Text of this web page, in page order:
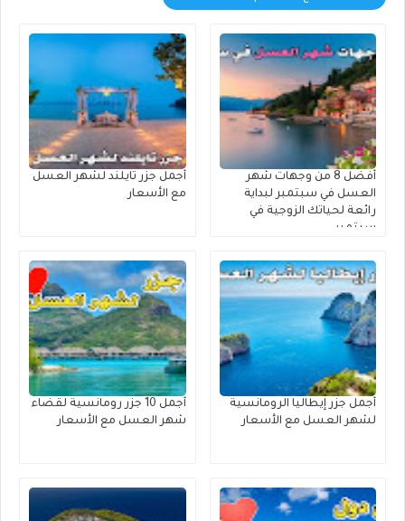
أفضل 8 من وجهات شهر
العسل في سبتمبر لبداية
رائعة لحياتك الزوجية في
سبتمبر
أجمل جزر تايلند لشهر العسل
مع الأسعار
أجمل جزر إيطاليا الرومانسية
لشهر العسل مع الأسعار
أجمل 10 جزر رومانسية لقضاء
شهر العسل مع الأسعار